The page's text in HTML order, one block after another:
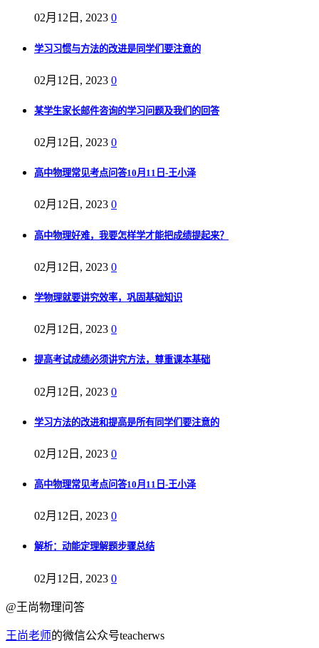
02月12日, 2023 0
学习习惯与方法的改进是同学们要注意的
02月12日, 2023 0
某学生家长邮件咨询的学习问题及我们的回答
02月12日, 2023 0
高中物理常见考点问答10月11日-王小泽
02月12日, 2023 0
高中物理好难，我要怎样学才能把成绩提起来？
02月12日, 2023 0
学物理就要讲究效率，巩固基础知识
02月12日, 2023 0
提高考试成绩必须讲究方法，尊重课本基础
02月12日, 2023 0
学习方法的改进和提高是所有同学们要注意的
02月12日, 2023 0
高中物理常见考点问答10月11日-王小泽
02月12日, 2023 0
解析：动能定理解题步骤总结
02月12日, 2023 0
@王尚物理问答
王尚老师的微信公众号teacherws